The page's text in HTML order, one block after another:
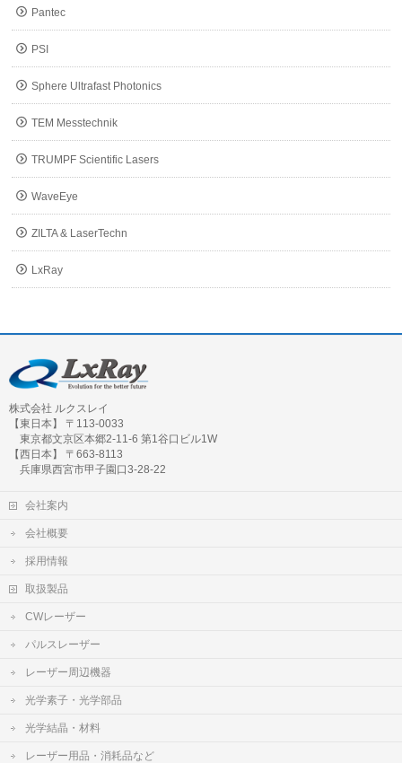
Pantec
PSI
Sphere Ultrafast Photonics
TEM Messtechnik
TRUMPF Scientific Lasers
WaveEye
ZILTA & LaserTechn
LxRay
株式会社 ルクスレイ
【東日本】 〒113-0033
東京都文京区本郷2-11-6 第1谷口ビル1W
【西日本】 〒663-8113
兵庫県西宮市甲子園口3-28-22
会社案内
会社概要
採用情報
取扱製品
CWレーザー
パルスレーザー
レーザー周辺機器
光学素子・光学部品
光学結晶・材料
レーザー用品・消耗品など